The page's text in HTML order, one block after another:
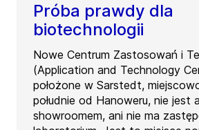
Próba prawdy dla
biotechnologii
Nowe Centrum Zastosowań i
(Application and Technology
położone w Sarstedt,
południe od Hanoweru, nie jest
showroomem, ani nie ma